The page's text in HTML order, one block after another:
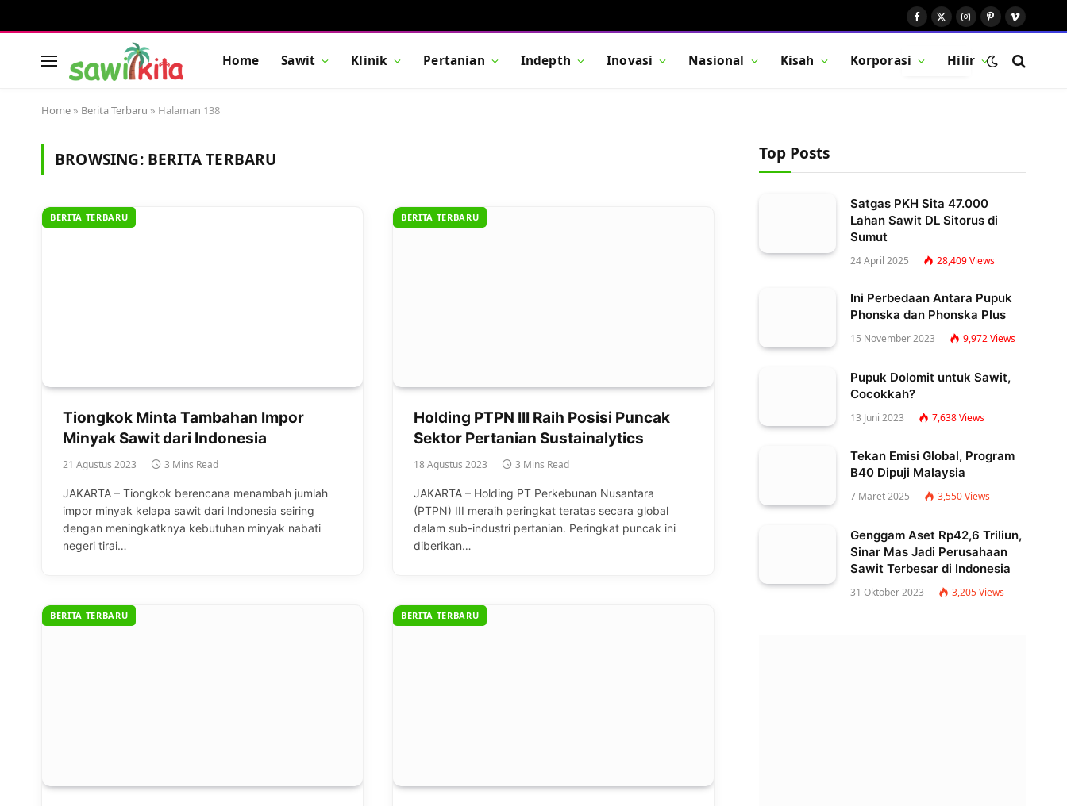
Facebook
X
Instagram
Pinterest
Vimeo
Home Sawit Klinik Pertanian Indepth Inovasi Nasional Kisah Korporasi Hilir
BUTTON
Home » Berita Terbaru » Halaman 138
BROWSING: BERITA TERBARU
BERITA TERBARU
Tiongkok Minta Tambahan Impor
Minyak Sawit dari Indonesia
21 Agustus 2023 3 Mins Read
JAKARTA – Tiongkok berencana menambah jumlah
impor minyak kelapa sawit dari Indonesia seiring
dengan meningkatknya kebutuhan minyak nabati
negeri tirai…
BERITA TERBARU
Holding PTPN III Raih Posisi Puncak
Sektor Pertanian Sustainalytics
18 Agustus 2023 3 Mins Read
JAKARTA – Holding PT Perkebunan Nusantara
(PTPN) III meraih peringkat teratas secara global
dalam sub-industri pertanian. Peringkat puncak ini
diberikan…
BERITA TERBARU BERITA TERBARU
Top Posts
Satgas PKH Sita 47.000
Lahan Sawit DL Sitorus di
Sumut
24 April 2025 28,409Views
Ini Perbedaan Antara Pupuk
Phonska dan Phonska Plus
15 November 2023 9,972Views
Pupuk Dolomit untuk Sawit,
Cocokkah?
13 Juni 2023 7,638Views
Tekan Emisi Global, Program
B40 Dipuji Malaysia
7 Maret 2025 3,550Views
Genggam Aset Rp42,6 Triliun,
Sinar Mas Jadi Perusahaan
Sawit Terbesar di Indonesia
31 Oktober 2023 3,205Views